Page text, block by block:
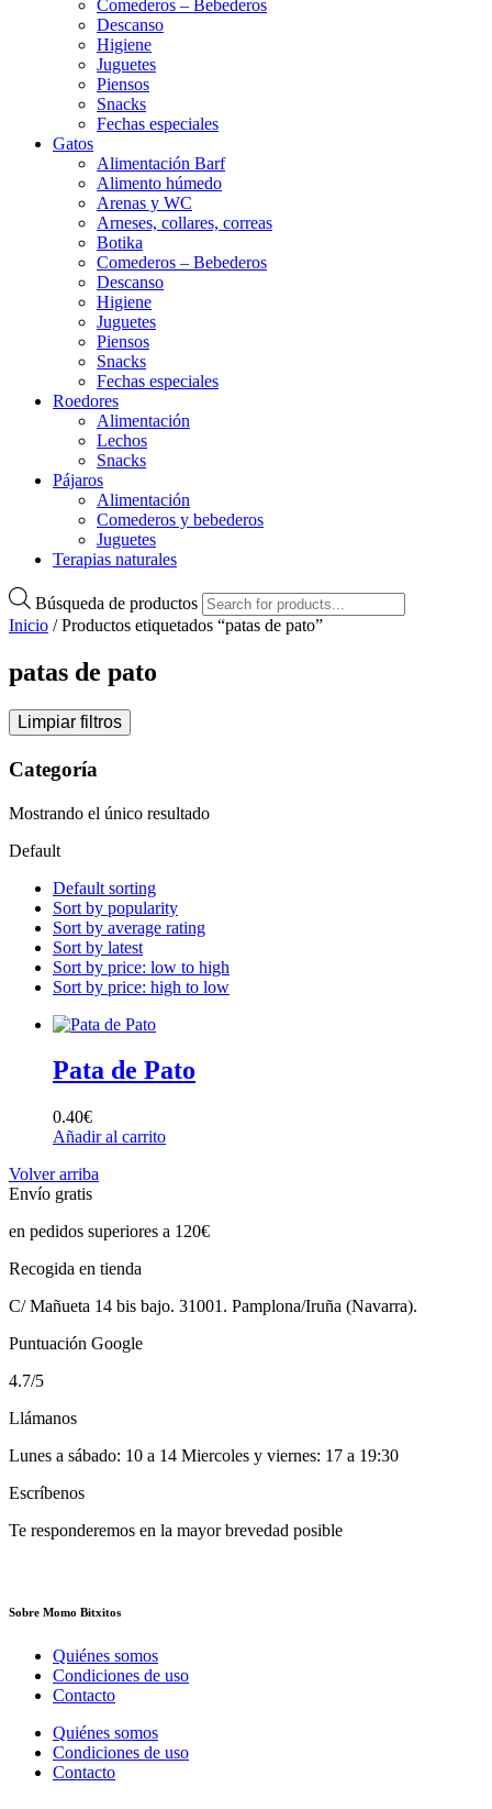
Comederos – Bebederos
Descanso
Higiene
Juguetes
Piensos
Snacks
Fechas especiales
Gatos
Alimentación Barf
Alimento húmedo
Arenas y WC
Arneses, collares, correas
Botika
Comederos – Bebederos
Descanso
Higiene
Juguetes
Piensos
Snacks
Fechas especiales
Roedores
Alimentación
Lechos
Snacks
Pájaros
Alimentación
Comederos y bebederos
Juguetes
Terapias naturales
Búsqueda de productos
Inicio / Productos etiquetados “patas de pato”
patas de pato
Limpiar filtros
Categoría
Mostrando el único resultado
Default
Default sorting
Sort by popularity
Sort by average rating
Sort by latest
Sort by price: low to high
Sort by price: high to low
Pata de Pato
0.40€
Añadir al carrito
Volver arriba
Envío gratis
en pedidos superiores a 120€
Recogida en tienda
C/ Mañueta 14 bis bajo. 31001. Pamplona/Iruña (Navarra).
Puntuación Google
4.7/5
Llámanos
Lunes a sábado: 10 a 14 Miercoles y viernes: 17 a 19:30
Escríbenos
Te responderemos en la mayor brevedad posible
Sobre Momo Bitxitos
Quiénes somos
Condiciones de uso
Contacto
Quiénes somos
Condiciones de uso
Contacto